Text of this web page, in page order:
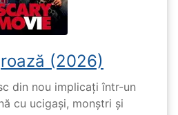
(2026)
din nou implicați într-un
cu ucigași, monștri și